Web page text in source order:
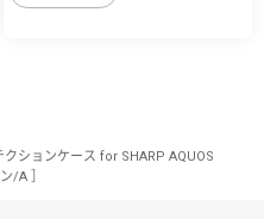
クションケース for SHARP AQUOS
/A ］